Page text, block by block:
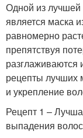
Одной из лучшей
является маска
равномерно
препятствуя
разглаживаются
рецепты лучших
и укрепление
Рецепт 1 –
выпадения